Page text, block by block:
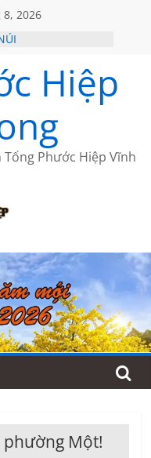
8, 2026
NHỮNG TRANG
LỆ DUNG
Hiệp
Phước Hiệp Vĩnh
phường Một!